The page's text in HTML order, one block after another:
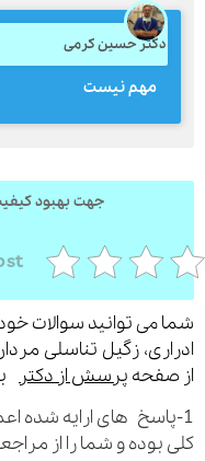
دکتر حسین کرمی
مهم نیست
جهت بهبود کیفیت
post
توانید سوالات خود را
زگیل تناسلی مردان و
پرسش از دکتر
های ارایه شده اعم
و شما را از مراجعه
قدرت گرفته از